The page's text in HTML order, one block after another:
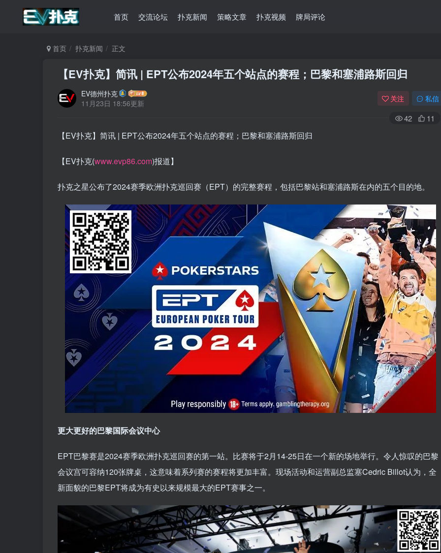
首页 交流论坛 扑克新闻 策略文章 扑克视频 牌局评论
首页 扑克新闻 正文
【EV扑克】简讯 | EPT公布2024年五个站点的赛程；巴黎和塞浦路斯回归
EV德州扑克
11月23日 18:56更新
关注 私信
42 11
【EV扑克】简讯 | EPT公布2024年五个站点的赛程；巴黎和塞浦路斯回归
【EV扑克(www.evp86.com)报道】
扑克之星公布了2024赛季欧洲扑克巡回赛（EPT）的完整赛程，包括巴黎站和塞浦路斯在内的五个目的地。
更大更好的巴黎国际会议中心
EPT巴黎赛是2024赛季欧洲扑克巡回赛的第一站。比赛将于2月14-25日在一个新的场地举行。令人惊叹的巴黎
会议宫可容纳120张牌桌，这意味着系列赛的赛程将更加丰富。现场活动和运营副总监塞Cedric Billot认为，全
新面貌的巴黎EPT将成为有史以来规模最大的EPT赛事之一。